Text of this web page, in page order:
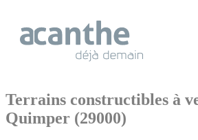
Terrains constructibles à
Quimper (29000)